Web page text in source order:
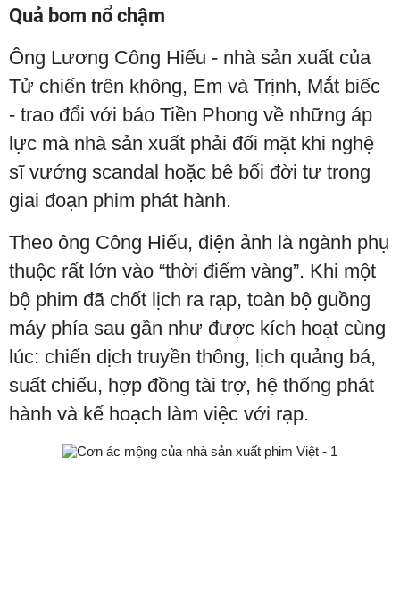
Quả bom nổ chậm
Ông Lương Công Hiếu - nhà sản xuất của
Tử chiến trên không, Em và Trịnh, Mắt biếc
- trao đổi với báo Tiền Phong về những áp
lực mà nhà sản xuất phải đối mặt khi nghệ
sĩ vướng scandal hoặc bê bối đời tư trong
giai đoạn phim phát hành.
Theo ông Công Hiếu, điện ảnh là ngành phụ
thuộc rất lớn vào “thời điểm vàng”. Khi một
bộ phim đã chốt lịch ra rạp, toàn bộ guồng
máy phía sau gần như được kích hoạt cùng
lúc: chiến dịch truyền thông, lịch quảng bá,
suất chiếu, hợp đồng tài trợ, hệ thống phát
hành và kế hoạch làm việc với rạp.